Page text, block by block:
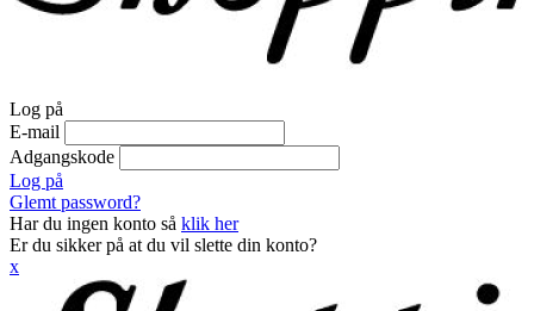
Log på
E-mail
Adgangskode
Log på
Glemt password?
Har du ingen konto så klik her
Er du sikker på at du vil slette din konto?
x